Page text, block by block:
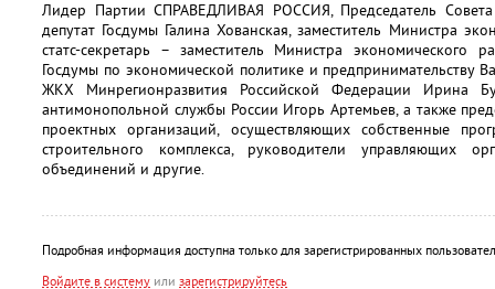
Лидер Партии СПРАВЕДЛИВАЯ РОССИЯ, Председатель
депутат Госдумы Галина Хованская, заместитель Министра
статс-секретарь – заместитель Министра экономического
Госдумы по экономической политике и предпринимательству
ЖКХ Минрегионразвития Российской Федерации Ирина
антимонопольной службы России Игорь Артемьев, а также
проектных организаций, осуществляющих собственные
строительного комплекса, руководители управляющих
объединений и другие.
Подробная информация доступна только для зарегистрированных
Войдите в систему или зарегистрируйтесь